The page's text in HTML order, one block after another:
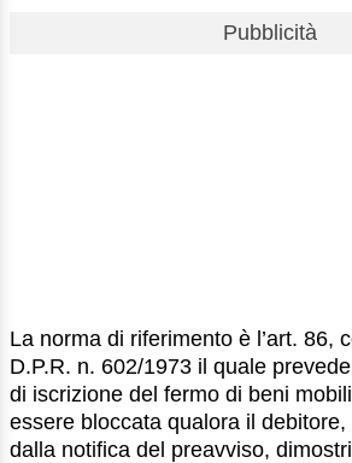
Pubblicità
La norma di riferimento è l’art. 86,
D.P.R. n. 602/1973 il quale
di iscrizione del fermo di beni
essere bloccata qualora il
dalla notifica del preavviso,